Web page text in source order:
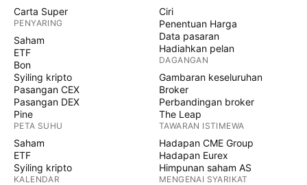
Carta Super
PENYARING
Saham
ETF
Bon
Syiling kripto
Pasangan CEX
Pasangan DEX
Pine
PETA SUHU
Saham
ETF
Syiling kripto
KALENDAR
Ciri
Penentuan Harga
Data pasaran
Hadiahkan pelan
DAGANGAN
Gambaran keseluruhan
Broker
Perbandingan broker
The Leap
TAWARAN ISTIMEWA
Hadapan CME Group
Hadapan Eurex
Himpunan saham AS
MENGENAI SYARIKAT